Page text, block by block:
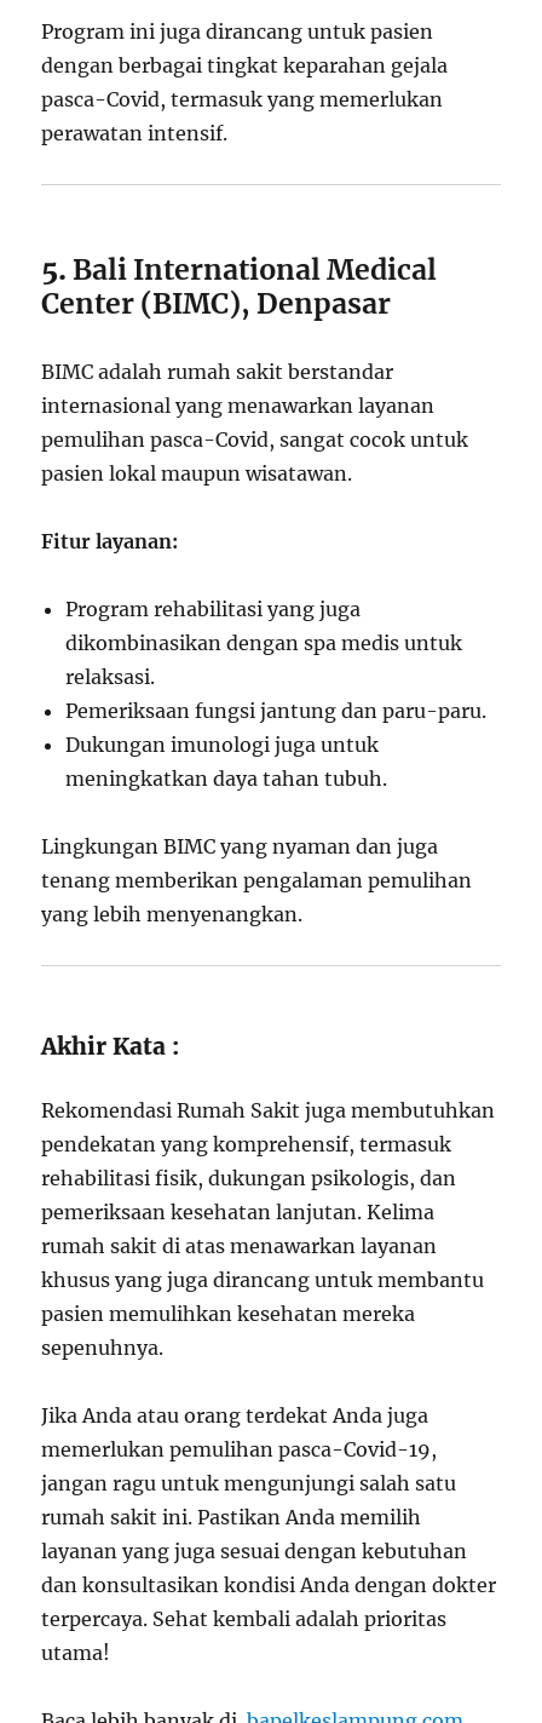
Program ini juga dirancang untuk pasien
dengan berbagai tingkat keparahan gejala
pasca-Covid, termasuk yang memerlukan
perawatan intensif.
5.Bali International Medical
Center (BIMC), Denpasar
BIMC adalah rumah sakit berstandar
internasional yang menawarkan layanan
pemulihan pasca-Covid, sangat cocok untuk
pasien lokal maupun wisatawan.
Fitur layanan:
Program rehabilitasi yang juga
dikombinasikan dengan spa medis untuk
relaksasi.
Pemeriksaan fungsi jantung dan paru-paru.
Dukungan imunologi juga untuk
meningkatkan daya tahan tubuh.
Lingkungan BIMC yang nyaman dan juga
tenang memberikan pengalaman pemulihan
yang lebih menyenangkan.
Akhir Kata :
Rekomendasi Rumah Sakit juga membutuhkan
pendekatan yang komprehensif, termasuk
rehabilitasi fisik, dukungan psikologis, dan
pemeriksaan kesehatan lanjutan. Kelima
rumah sakit di atas menawarkan layanan
khusus yang juga dirancang untuk membantu
pasien memulihkan kesehatan mereka
sepenuhnya.
Jika Anda atau orang terdekat Anda juga
memerlukan pemulihan pasca-Covid-19,
jangan ragu untuk mengunjungi salah satu
rumah sakit ini. Pastikan Anda memilih
layanan yang juga sesuai dengan kebutuhan
dan konsultasikan kondisi Anda dengan dokter
terpercaya. Sehat kembali adalah prioritas
utama!